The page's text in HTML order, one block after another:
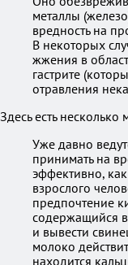
металлы
вредность на
В некоторых
жжения в
гастрите
отравления
Здесь есть
Уже давно
принимать на
эффективно,
взрослого
предпочтение
содержащийся
и вывести
молоко
находится